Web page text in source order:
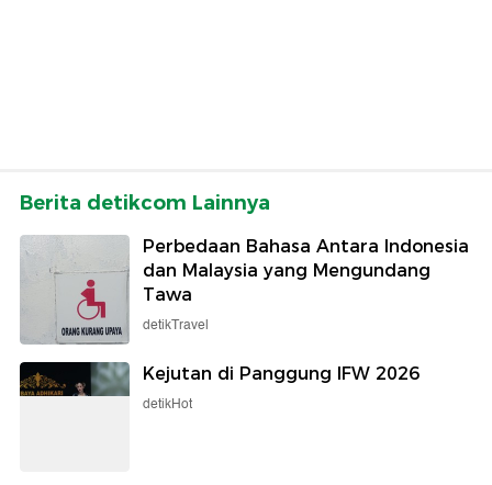
Berita detikcom Lainnya
Perbedaan Bahasa Antara Indonesia
dan Malaysia yang Mengundang
Tawa
detikTravel
Kejutan di Panggung IFW 2026
detikHot